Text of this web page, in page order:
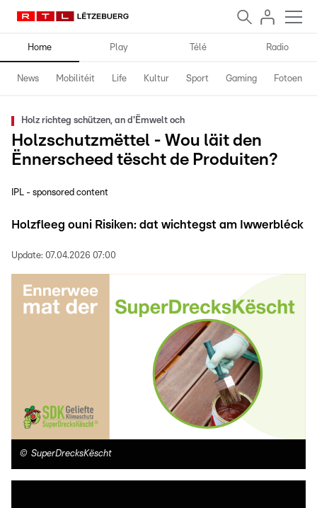
Home Play Télé Radio
News Mobilitéit Life Kultur Sport Gaming Fotoen
Holz richteg schützen, an d'Ëmwelt och
Holzschutzmëttel - Wou läit den
Ënnerscheed tëscht de Produiten?
IPL - sponsored content
Holzfleeg ouni Risiken: dat wichtegst am Iwwerbléck
Update: 07.04.2026 07:00
© SuperDrecksKëscht